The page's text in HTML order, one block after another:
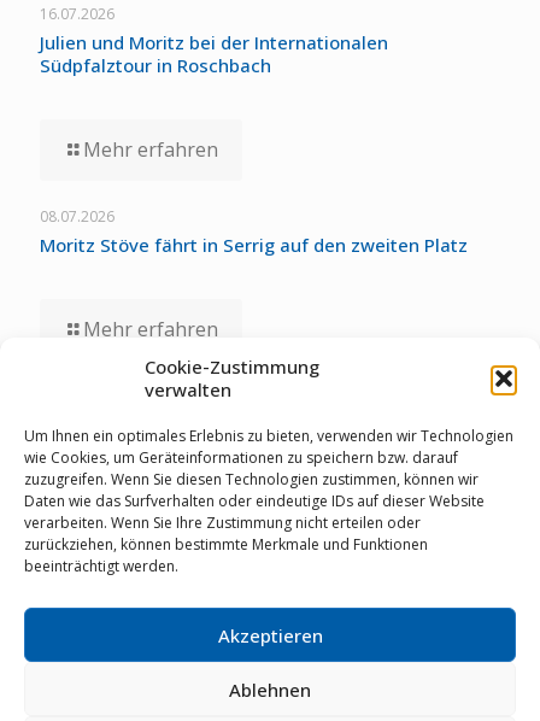
Cookie-Zustimmung
verwalten
Um Ihnen ein optimales Erlebnis zu bieten, verwenden wir Technologien
wie Cookies, um Geräteinformationen zu speichern bzw. darauf
zuzugreifen. Wenn Sie diesen Technologien zustimmen, können wir
Daten wie das Surfverhalten oder eindeutige IDs auf dieser Website
verarbeiten. Wenn Sie Ihre Zustimmung nicht erteilen oder
zurückziehen, können bestimmte Merkmale und Funktionen
beeinträchtigt werden.
Akzeptieren
Ablehnen
16.07.2026
Julien und Moritz bei der Internationalen
Südpfalztour in Roschbach
Mehr erfahren
08.07.2026
Moritz Stöve fährt in Serrig auf den zweiten Platz
Mehr erfahren
Staubwolke-U17 zollt unglücklichen Umständen bei
Deutschen Meisterschaften Tribut
Mehr erfahren
© RSV Staubwolke Refrath 1952 e.V. |
Cookie Richtlinie|Impressum|Mitglieder-Login|
02204
info@staubwolke-refrath.de